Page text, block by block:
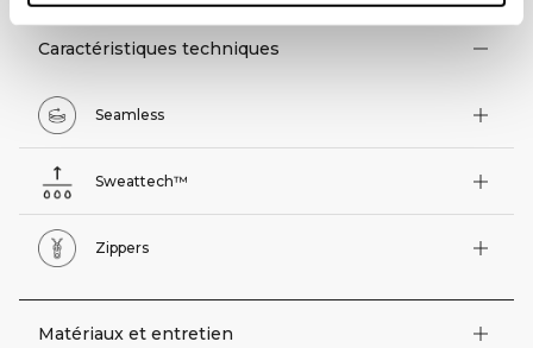
Caractéristiques techniques
Seamless
Sweattech™
Zippers
Matériaux et entretien